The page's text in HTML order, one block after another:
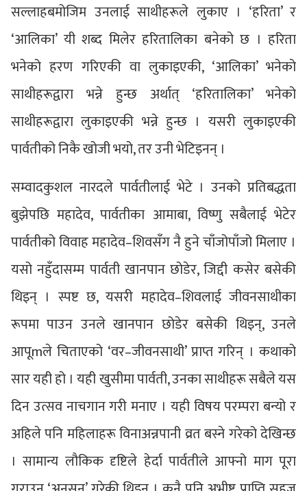
सल्लाहबमोजिम उनलाई साथीहरूले लुकाए । ‘हरिता’ र
‘आलिका’ यी शब्द मिलेर हरितालिका बनेको छ । हरिता
भनेको हरण गरिएकी वा लुकाइएकी, ‘आलिका’ भनेको
साथीहरूद्वारा भन्ने हुन्छ अर्थात् ‘हरितालिका’ भनेको
साथीहरूद्वारा लुकाइएकी भन्ने हुन्छ । यसरी लुकाइएकी
पार्वतीको निकै खोजी भयो, तर उनी भेटिइनन् ।
सम्वादकुशल नारदले पार्वतीलाई भेटे । उनको प्रतिबद्धता
बुझेपछि महादेव, पार्वतीका आमाबा, विष्णु सबैलाई भेटेर
पार्वतीको विवाह महादेव–शिवसँग नै हुने चाँजोपाँजो मिलाए ।
यसो नहुँदासम्म पार्वती खानपान छोडेर, जिद्दी कसेर बसेकी
थिइन् । स्पष्ट छ, यसरी महादेव–शिवलाई जीवनसाथीका
रूपमा पाउन उनले खानपान छोडेर बसेकी थिइन्, उनले
आपूmले चिताएको ‘वर–जीवनसाथी’ प्राप्त गरिन् । कथाको
सार यही हो । यही खुसीमा पार्वती, उनका साथीहरू सबैले यस
दिन उत्सव नाचगान गरी मनाए । यही विषय परम्परा बन्यो र
अहिले पनि महिलाहरू विनाअन्नपानी व्रत बस्ने गरेको देखिन्छ
। सामान्य लौकिक दृष्टिले हेर्दा पार्वतीले आफ्नो माग पूरा